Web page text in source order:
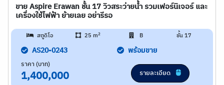
ขาย Aspire Erawan ชั้น 17 วิวสระว่ายน้ำ รวมเฟอร์นิเจอร์ และ
เครื่องใช้ไฟฟ้า ย้ายเลย อย่ารีรอ
สตูดิโอ 25 m2 B ชั้น 17
AS20-0243 พร้อมขาย
ราคา (บาท)
1,400,000 รายละเอียด